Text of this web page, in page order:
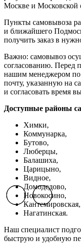
Москве и Московской
Пункты самовывоза
и ближайшего
получить заказ в
Важно: самовывоз
согласованию. Перед
нашим менеджером по
почту, указанную на
и согласовать время
Доступные районы
Химки,
Коммунарка,
Бутово,
Люберцы,
Балашиха,
Царицыно,
Видное,
Домодедово,
Новокосино,
Кантемировская,
Нагатинская.
Наш специалист
быструю и удобную
Previous slide
Next slide
Previous slide
Next slide
Previous slide
Next slide